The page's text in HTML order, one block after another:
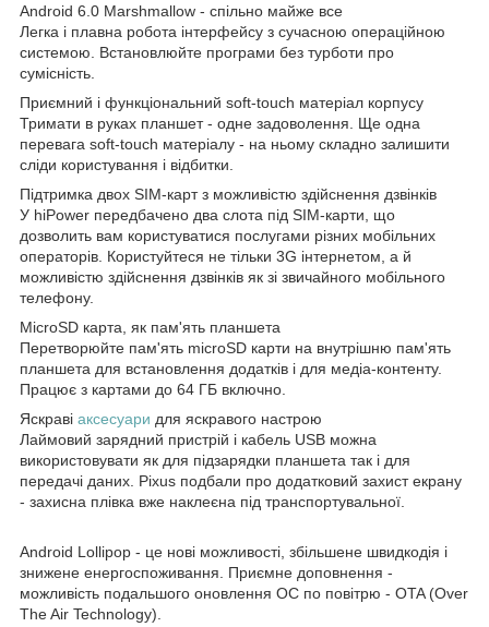
Android 6.0 Marshmallow - спільно майже все
Легка і плавна робота інтерфейсу з сучасною операційною
системою. Встановлюйте програми без турботи про
сумісність.
Приємний і функціональний soft-touch матеріал корпусу
Тримати в руках планшет - одне задоволення. Ще одна
перевага soft-touch матеріалу - на ньому складно залишити
сліди користування і відбитки.
Підтримка двох SIM-карт з можливістю здійснення дзвінків
У hiPower передбачено два слота під SIM-карти, що
дозволить вам користуватися послугами різних мобільних
операторів. Користуйтеся не тільки 3G інтернетом, а й
можливістю здійснення дзвінків як зі звичайного мобільного
телефону.
MicroSD карта, як пам'ять планшета
Перетворюйте пам'ять microSD карти на внутрішню пам'ять
планшета для встановлення додатків і для медіа-контенту.
Працює з картами до 64 ГБ включно.
Яскраві аксесуари для яскравого настрою
Лаймовий зарядний пристрій і кабель USB можна
використовувати як для підзарядки планшета так і для
передачі даних. Pixus подбали про додатковий захист екрану
- захисна плівка вже наклеєна під транспортувальної.
Android Lollipop - це нові можливості, збільшене швидкодія і
знижене енергоспоживання. Приємне доповнення -
можливість подальшого оновлення ОС по повітрю - OTA (Over
The Air Technology).